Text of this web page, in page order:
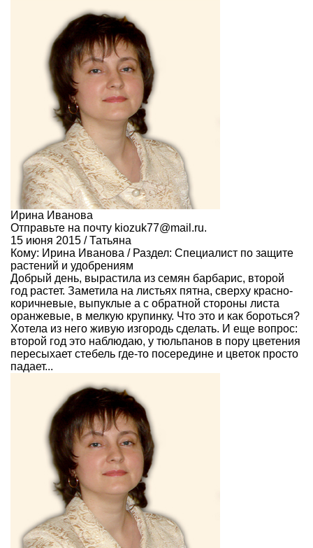
Ирина Иванова
Отправьте на почту kiozuk77@mail.ru.
15 июня 2015 / Татьяна
Кому: Ирина Иванова / Раздел: Специалист по защите
растений и удобрениям
Добрый день, вырастила из семян барбарис, второй
год растет. Заметила на листьях пятна, сверху красно-
коричневые, выпуклые а с обратной стороны листа
оранжевые, в мелкую крупинку. Что это и как бороться?
Хотела из него живую изгородь сделать. И еще вопрос:
второй год это наблюдаю, у тюльпанов в пору цветения
пересыхает стебель где-то посередине и цветок просто
падает...